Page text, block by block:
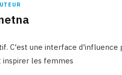
C'est une interface d'influence
inspirer les femmes